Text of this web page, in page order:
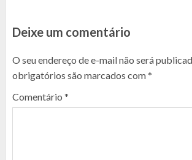
Deixe um comentário
O seu endereço de e-mail não será
obrigatórios são marcados com*
Comentário *